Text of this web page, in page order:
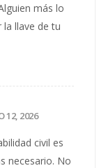
más lo
la llave de tu
12, 2026
civil es
necesario. No